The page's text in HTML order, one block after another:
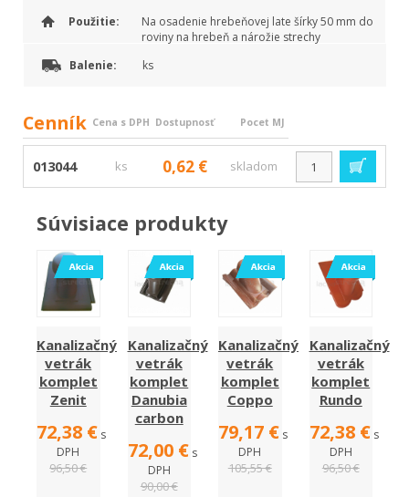
Použitie:
Na osadenie hrebeňovej late šírky 50 mm do
roviny na hrebeň a nárožie strechy
Balenie:
ks
Cenník Cena s DPH Dostupnosť Pocet MJ
013044 ks 0,62 € skladom
Súvisiace produkty
Kanalizačný
vetrák
komplet
Zenit
72,38 € s
DPH
96,50 €
Kanalizačný
vetrák
komplet
Danubia
carbon
72,00 € s
DPH
90,00 €
Kanalizačný
vetrák
komplet
Coppo
79,17 € s
DPH
105,55 €
Kanalizačný
vetrák
komplet
Rundo
72,38 € s
DPH
96,50 €